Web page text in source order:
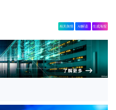
相关舆情 AI解读 生成海报